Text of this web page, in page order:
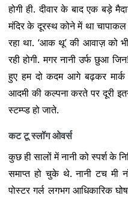
होगी ही. दीवार के बाद एक बड़े
मंदिर के दूरस्थ कोने में था
रहा था. ‘आक थू’ की आवाज़ को
रही होगी. मगर नानी उर्फ छुआ
हुए हम दो कदम आगे बढ़कर मार्क
आदमी की कल्पना करते पर दूरी
स्टम्प्ड हो जाते.
कट टू स्लॉग ओवर्स
कुछ ही सालों में नानी को स्पर्श के
समाप्त हो चुके थे. नानी टच मी
पोस्टर गर्ल लगभग आधिकारिक